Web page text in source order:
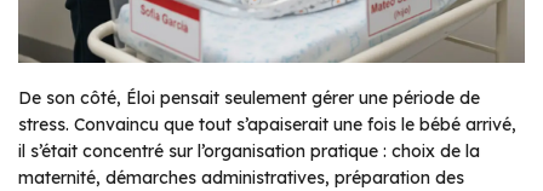
De son côté, Éloi pensait seulement gérer une période de
stress. Convaincu que tout s’apaiserait une fois le bébé arrivé,
il s’était concentré sur l’organisation pratique : choix de la
maternité, démarches administratives, préparation des